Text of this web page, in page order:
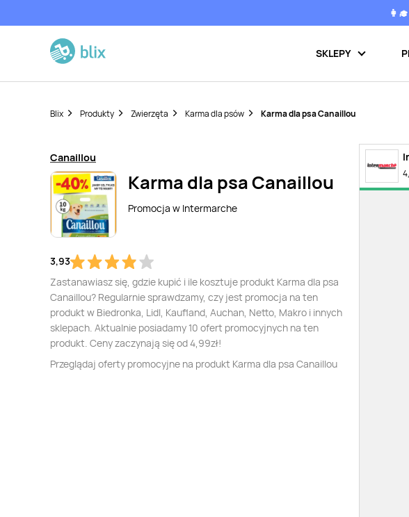
SKLEPY
Blix Produkty Zwierzęta Karma dla psów Karma dla psa Canaillou
Canaillou
Karma dla psa Canaillou
Promocja w Intermarche
3,93
Zastanawiasz się, gdzie kupić i ile kosztuje produkt Karma dla psa
Canaillou? Regularnie sprawdzamy, czy jest promocja na ten
produkt w Biedronka, Lidl, Kaufland, Auchan, Netto, Makro i innych
sklepach. Aktualnie posiadamy 10 ofert promocyjnych na ten
produkt. Ceny zaczynają się od 4,99zł!
Przeglądaj oferty promocyjne na produkt Karma dla psa Canaillou